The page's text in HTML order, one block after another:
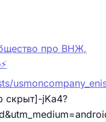
про ВНЖ,
скрыт]-jKa4?